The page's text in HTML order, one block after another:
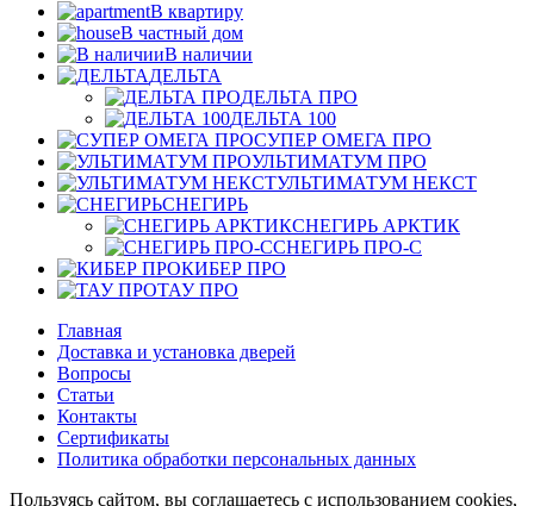
В квартиру
В частный дом
В наличии
ДЕЛЬТА
ДЕЛЬТА ПРО
ДЕЛЬТА 100
СУПЕР ОМЕГА ПРО
УЛЬТИМАТУМ ПРО
УЛЬТИМАТУМ НЕКСТ
СНЕГИРЬ
СНЕГИРЬ АРКТИК
СНЕГИРЬ ПРО-С
КИБЕР ПРО
ТАУ ПРО
Главная
Доставка и установка дверей
Вопросы
Статьи
Контакты
Сертификаты
Политика обработки персональных данных
Пользуясь сайтом, вы соглашаетесь с использованием cookies,